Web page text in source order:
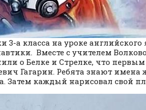
3-а класса на уроке
Вместе с учителем
о Белке и Стрелке, что
Гагарин. Ребята знают
Затем каждый нарисовал свой